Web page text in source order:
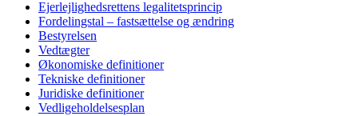
Ejerlejlighedsrettens legalitetsprincip
Fordelingstal – fastsættelse og ændring
Bestyrelsen
Vedtægter
Økonomiske definitioner
Tekniske definitioner
Juridiske definitioner
Vedligeholdelsesplan